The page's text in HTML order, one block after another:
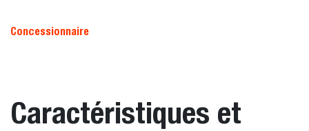
Concessionnaire
Caractéristiques et